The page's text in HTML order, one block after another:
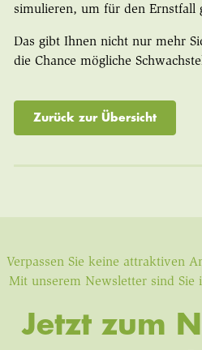
simulieren, um für den Ernstfall
Das gibt Ihnen nicht nur mehr
die Chance mögliche
Zurück zur Übersicht
Verpassen Sie keine attraktiven
Mit unserem Newsletter sind Sie
Jetzt zum